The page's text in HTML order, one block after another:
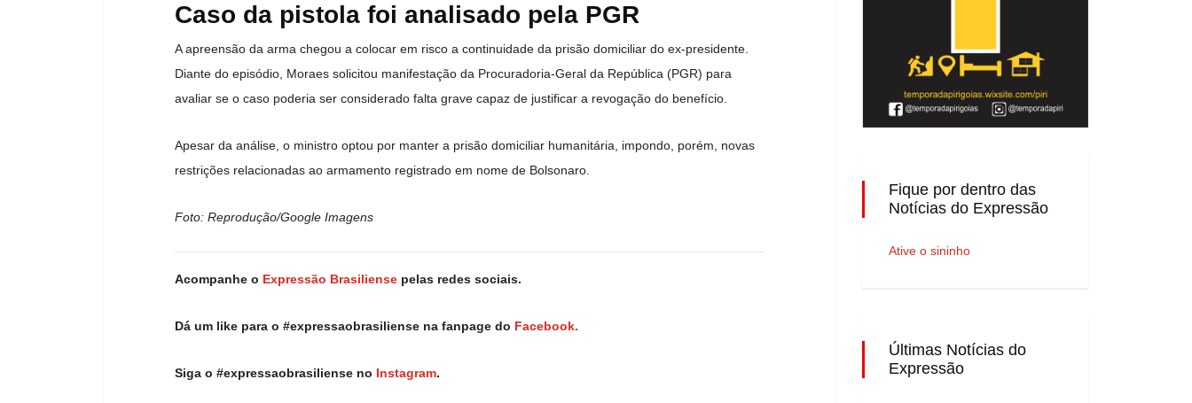
Caso da pistola foi analisado pela PGR
A apreensão da arma chegou a colocar em risco a continuidade da prisão domiciliar do ex-presidente.
Diante do episódio, Moraes solicitou manifestação da Procuradoria-Geral da República (PGR) para
avaliar se o caso poderia ser considerado falta grave capaz de justificar a revogação do benefício.
Apesar da análise, o ministro optou por manter a prisão domiciliar humanitária, impondo, porém, novas
restrições relacionadas ao armamento registrado em nome de Bolsonaro.
Foto: Reprodução/Google Imagens
Acompanhe o Expressão Brasiliense pelas redes sociais.
Dá um like para o #expressaobrasiliense na fanpage do Facebook.
Siga o #expressaobrasiliense no Instagram.
Fique por dentro das
Notícias do Expressão
Ative o sininho
Últimas Notícias do
Expressão